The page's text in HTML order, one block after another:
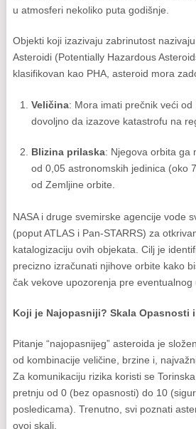
u atmosferi nekoliko puta godišnje.
Objekti koji izazivaju zabrinutost
Asteroidi (Potentially Hazardous
klasifikovan kao PHA, asteroid mora
Veličina: Mora imati prečnik veći
dovoljno da izazove katastrofu na
Blizina prilaska: Njegova orbita ga
od 0,05 astronomskih jedinica (oko
od Zemljine orbite.
NASA i druge svemirske agencije vode
(poput ATLAS i Pan-STARRS) za
katalogizaciju ovih objekata. Cilj je
precizno izračunati njihove orbite kako
čak vekove upozorenja pre eventualnog
Koji je Najopasniji? Skala Opasnosti
Pitanje “najopasnijeg” asteroida je
od kombinacije veličine, brzine i,
Za komunikaciju rizika koristi se
pretnju od 0 (bez opasnosti) do 10
posledicama). Trenutno, svi poznati
ovoj skali.